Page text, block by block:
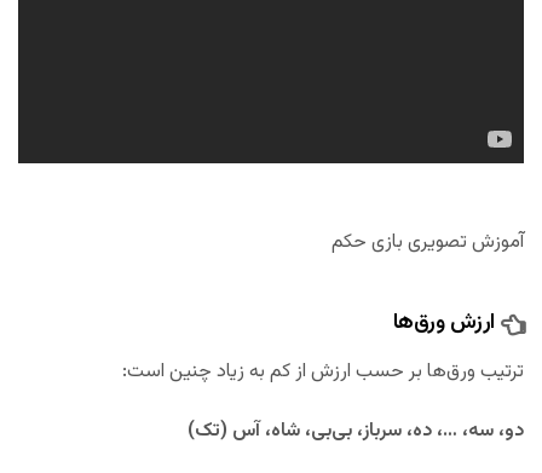
آموزش تصویری بازی حکم
ارزش ورق‌ها
ترتیب ورق‌ها بر حسب ارزش از کم به زیاد چنین است:
دو، سه، …، ده، سرباز، بی‌بی، شاه، آس (تک)